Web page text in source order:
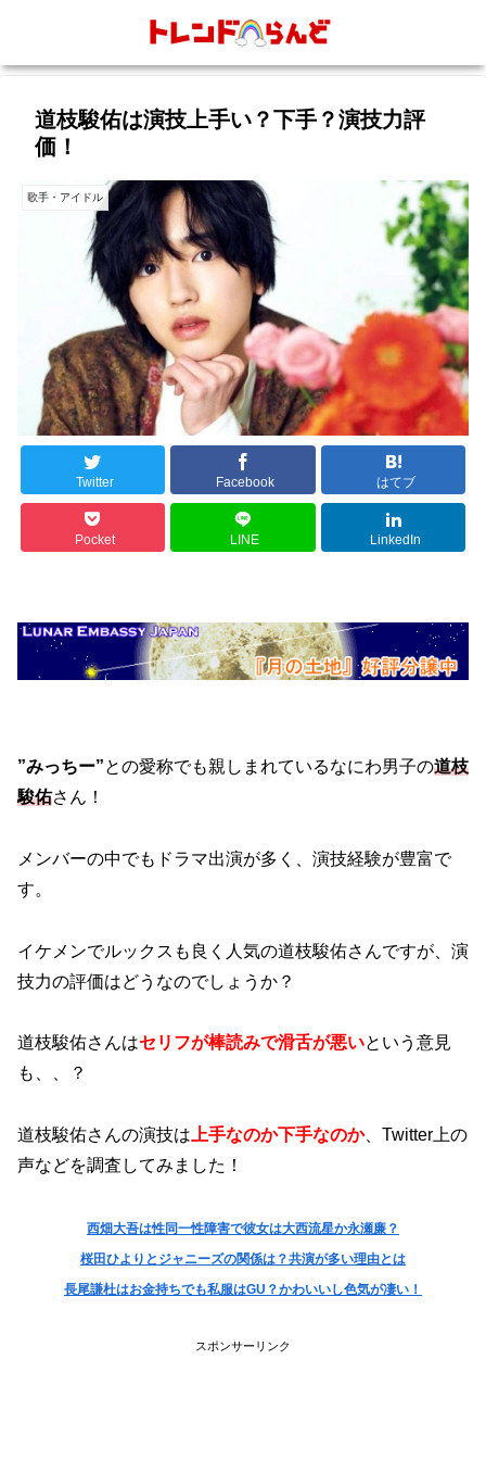
道枝駿佑は​演技上手い？下手？演技力評
価！
歌手・アイドル
Twitter Facebook はてブ
Pocket LINE LinkedIn
”みっちー”との愛称でも親しまれているなにわ男子の道枝
駿佑さん！
メンバーの中でもドラマ出演が多く、演技経験が豊富で
す。
イケメンでルックスも良く人気の道枝駿佑さんですが、演
技力の評価はどうなのでしょうか？
道枝駿佑さんはセリフが棒読みで滑舌が悪いという意見
も、、？
道枝駿佑さんの演技は 上手なのか下手なのか、Twitter上の
声などを調査してみました！
西畑大吾は性同一性障害で​​彼女は大西流星か永瀬廉？
桜田ひよりとジャニーズの関係は？共演が多い理由とは
長尾謙杜はお金持ちでも私服はGU？かわいいし色気が凄い！
スポンサーリンク